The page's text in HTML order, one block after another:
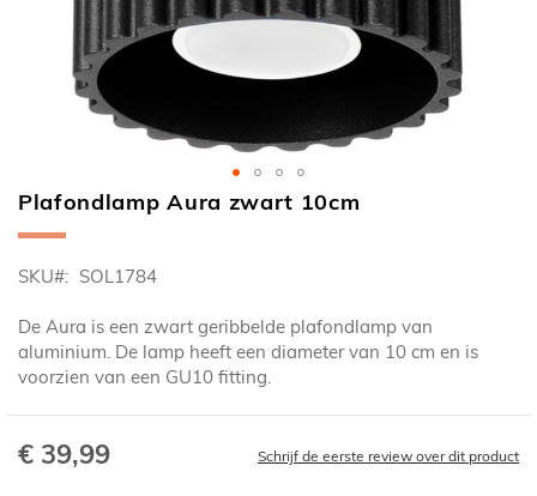
Ga
naar
begin
de
afbeeldingen-
gallerij
Plafondlamp Aura zwart 10cm
SKU SOL1784
De Aura is een zwart geribbelde plafondlamp van
aluminium. De lamp heeft een diameter van 10 cm en is
voorzien van een GU10 fitting.
€ 39,99 Schrijf de eerste review over dit product